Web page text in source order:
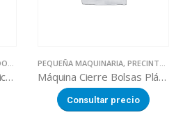
Empujador de plástico picadora
PEQUEÑA MAQUINARIA, PRECINTADORES DE BOLSAS
Máquina Cierre Bolsas Plástico Vail
Consultar precio